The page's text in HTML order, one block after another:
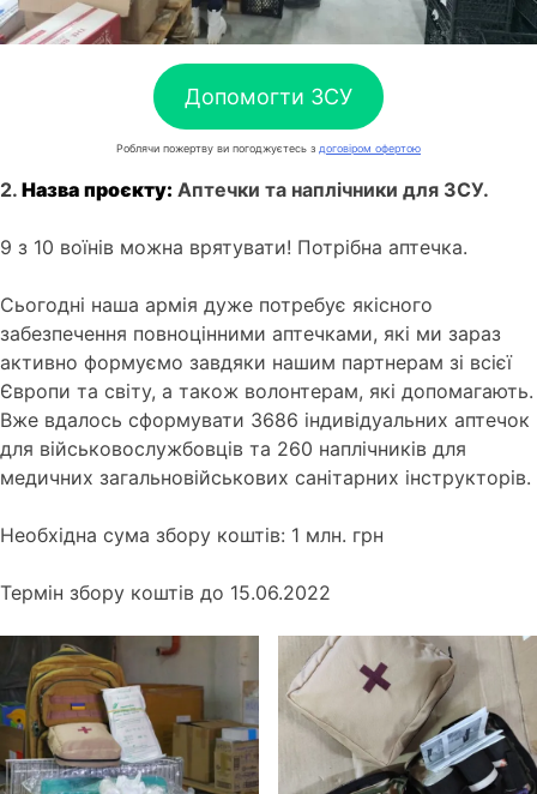
Допомогти ЗСУ
Роблячи пожертву ви погоджуєтесь з договіром офертою
2. Назва проєкту: Аптечки та наплічники для ЗСУ.
9 з 10 воїнів можна врятувати! Потрібна аптечка.
Сьогодні наша армія дуже потребує якісного
забезпечення повноцінними аптечками, які ми зараз
активно формуємо завдяки нашим партнерам зі всієї
Європи та світу, а також волонтерам, які допомагають.
Вже вдалось сформувати 3686 індивідуальних аптечок
для військовослужбовців та 260 наплічників для
медичних загальновійськових санітарних інструкторів.
Необхідна сума збору коштів: 1 млн. грн
Термін збору коштів до 15.06.2022